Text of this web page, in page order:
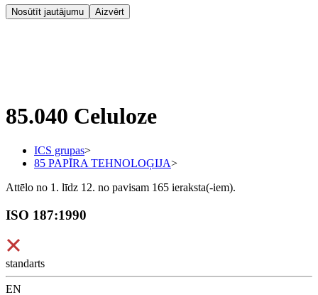
Nosūtīt jautājumu Aizvērt
85.040 Celuloze
ICS grupas>
85 PAPĪRA TEHNOLOĢIJA>
Attēlo no 1. līdz 12. no pavisam 165 ieraksta(-iem).
ISO 187:1990
standarts
EN